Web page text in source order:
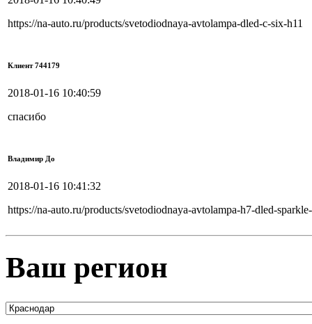
https://na-auto.ru/products/svetodiodnaya-avtolampa-dled-c-six-h11
Клиент 744179
2018-01-16 10:40:59
спасибо
Владимир До
2018-01-16 10:41:32
https://na-auto.ru/products/svetodiodnaya-avtolampa-h7-dled-
Ваш регион